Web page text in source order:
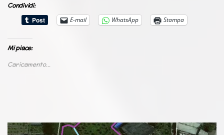
Condividi:
E-mail
WhatsApp Stampa
Mi piace:
Caricamento...